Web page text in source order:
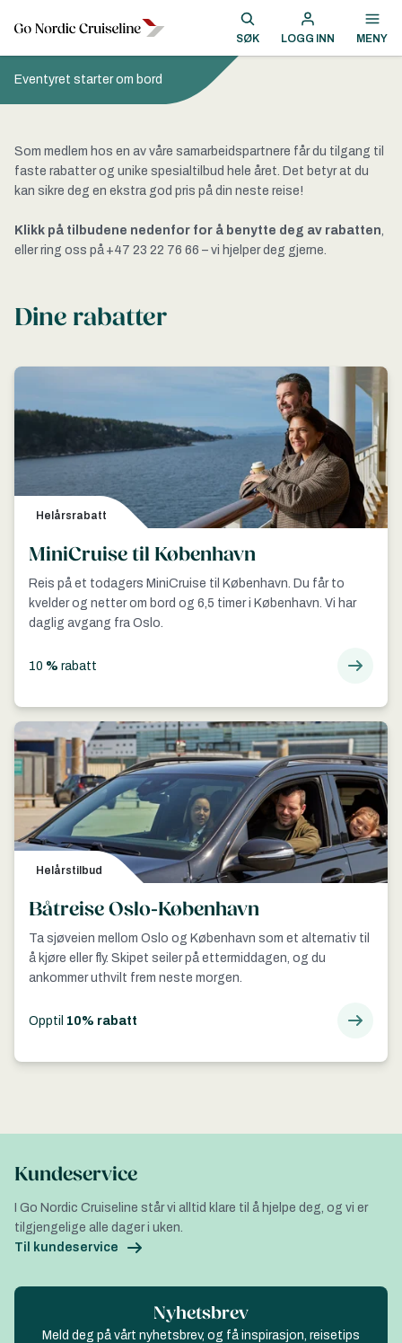
SØK LOGG INN MENY
Eventyret starter om bord
Som medlem hos en av våre samarbeidspartnere får du tilgang til
faste rabatter og unike spesialtilbud hele året. Det betyr at du
kan sikre deg en ekstra god pris på din neste reise!
Klikk på tilbudene nedenfor for å benytte deg av rabatten,
eller ring oss på +47 23 22 76 66 – vi hjelper deg gjerne.
Dine rabatter
Helårsrabatt
MiniCruise til København
Reis på et todagers MiniCruise til København. Du får to
kvelder og netter om bord og 6,5 timer i København. Vi har
daglig avgang fra Oslo.
10 % rabatt
Helårstilbud
Båtreise Oslo-København
Ta sjøveien mellom Oslo og København som et alternativ til
å kjøre eller fly. Skipet seiler på ettermiddagen, og du
ankommer uthvilt frem neste morgen.
Opptil 10% rabatt
Kundeservice
I Go Nordic Cruiseline står vi alltid klare til å hjelpe deg, og vi er
tilgjengelige alle dager i uken.
Til kundeservice
Nyhetsbrev
Meld deg på vårt nyhetsbrev, og få inspirasjon, reisetips